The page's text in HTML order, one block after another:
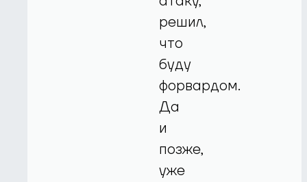
решил,
что
буду
форвардом.
Да
и
позже,
уже